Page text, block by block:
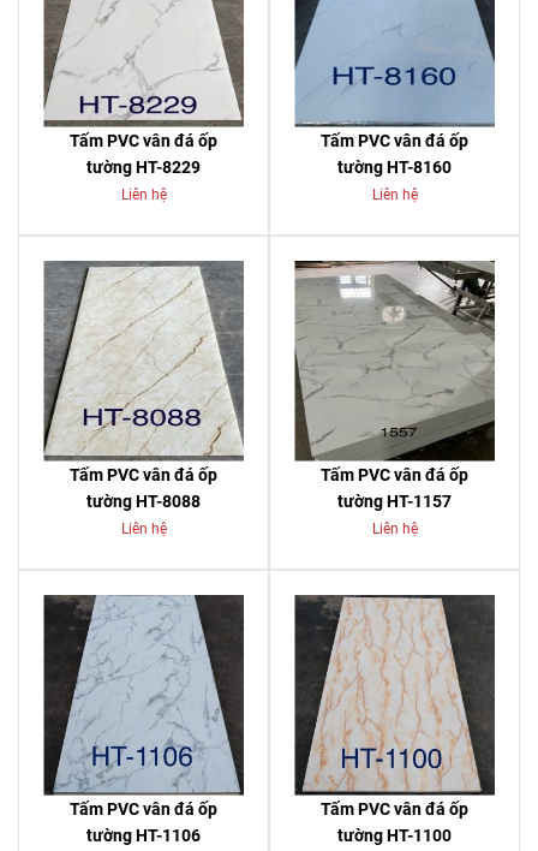
Tấm PVC vân đá ốp
tường HT-8229
Liên hệ
Tấm PVC vân đá ốp
tường HT-8160
Liên hệ
Tấm PVC vân đá ốp
tường HT-8088
Liên hệ
Tấm PVC vân đá ốp
tường HT-1157
Liên hệ
Tấm PVC vân đá ốp
tường HT-1106
Tấm PVC vân đá ốp
tường HT-1100